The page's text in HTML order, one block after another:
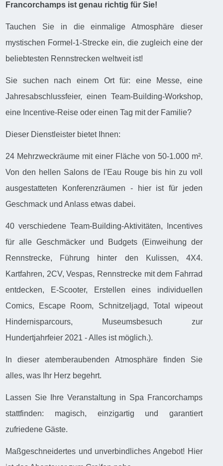
Francorchamps ist genau richtig für Sie!
Tauchen Sie in die einmalige Atmosphäre dieser
mystischen Formel-1-Strecke ein, die zugleich eine der
beliebtesten Rennstrecken weltweit ist!
Sie suchen nach einem Ort für: eine Messe, eine
Jahresabschlussfeier, einen Team-Building-Workshop,
eine Incentive-Reise oder einen Tag mit der Familie?
Dieser Dienstleister bietet Ihnen:
24 Mehrzweckräume mit einer Fläche von 50-1.000 m².
Von den hellen Salons de l'Eau Rouge bis hin zu voll
ausgestatteten Konferenzräumen - hier ist für jeden
Geschmack und Anlass etwas dabei.
40 verschiedene Team-Building-Aktivitäten, Incentives
für alle Geschmäcker und Budgets (Einweihung der
Rennstrecke, Führung hinter den Kulissen, 4X4.
Kartfahren, 2CV, Vespas, Rennstrecke mit dem Fahrrad
entdecken, E-Scooter, Erstellen eines individuellen
Comics, Escape Room, Schnitzeljagd, Total wipeout
Hindernisparcours, Museumsbesuch zur
Hundertjahrfeier 2021 - Alles ist möglich.).
In dieser atemberaubenden Atmosphäre finden Sie
alles, was Ihr Herz begehrt.
Lassen Sie Ihre Veranstaltung in Spa Francorchamps
stattfinden: magisch, einzigartig und garantiert
zufriedene Gäste.
Maßgeschneidertes und unverbindliches Angebot! Hier